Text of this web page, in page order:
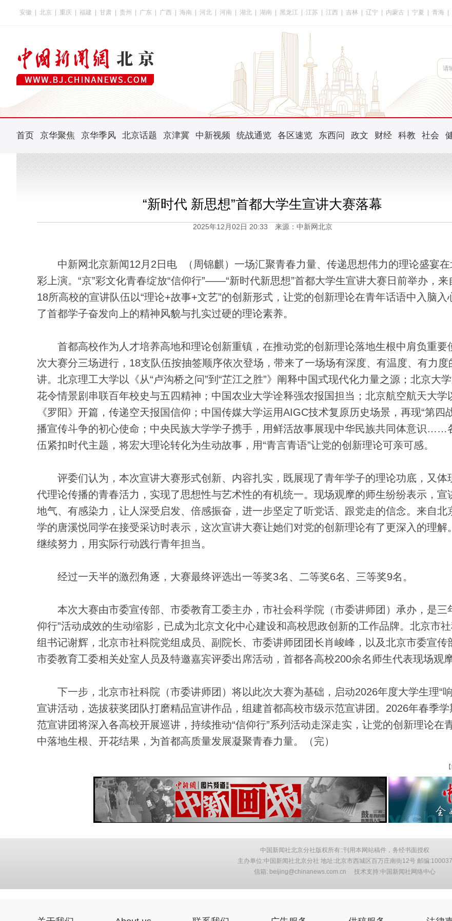
安徽 北京 重庆 福建 甘肃 贵州 广东 广西 海南 河北 河南 湖北 湖南 黑龙江 江苏 江西 吉林 辽宁 内蒙古 宁夏 青海
首页 京华聚焦 京华季风 北京话题 京津冀 中新视频 统战通览 各区速览 东西问 政文 财经 科教 社会
“新时代 新思想”首都大学生宣讲大赛落幕
2025年12月02日 20:33 来源：中新网北京
中新网北京新闻12月2日电 （周锦麒）一场汇聚青春力量、传递思想伟力的理论盛宴在
彩上演。“京”彩文化青春绽放“信仰行”——“新时代新思想”首都大学生宣讲大赛日前举办，来
18所高校的宣讲队伍以“理论+故事+文艺”的创新形式，让党的创新理论在青年话语中入脑入
了首都学子奋发向上的精神风貌与扎实过硬的理论素养。
首都高校作为人才培养高地和理论创新重镇，在推动党的创新理论落地生根中肩负重要
次大赛分三场进行，18支队伍按抽签顺序依次登场，带来了一场场有深度、有温度、有力度
讲。北京理工大学以《从“卢沟桥之问”到“芷江之胜”》阐释中国式现代化力量之源；北京大
花令情景剧串联百年校史与五四精神；中国农业大学诠释强农报国担当；北京航空航天大学
《罗阳》开篇，传递空天报国信仰；中国传媒大学运用AIGC技术复原历史场景，再现“第四
播宣传斗争的初心使命；中央民族大学学子携手，用鲜活故事展现中华民族共同体意识……
伍紧扣时代主题，将宏大理论转化为生动故事，用“青言青语”让党的创新理论可亲可感。
评委们认为，本次宣讲大赛形式创新、内容扎实，既展现了青年学子的理论功底，又体
代理论传播的青春活力，实现了思想性与艺术性的有机统一。现场观摩的师生纷纷表示，宣
地气、有感染力，让人深受启发、倍感振奋，进一步坚定了听党话、跟党走的信念。来自北
学的唐溪悦同学在接受采访时表示，这次宣讲大赛让她们对党的创新理论有了更深入的理解
继续努力，用实际行动践行青年担当。
经过一天半的激烈角逐，大赛最终评选出一等奖3名、二等奖6名、三等奖9名。
本次大赛由市委宣传部、市委教育工委主办，市社会科学院（市委讲师团）承办，是三
仰行”活动成效的生动缩影，已成为北京文化中心建设和高校思政创新的工作品牌。北京市
组书记谢辉，北京市社科院党组成员、副院长、市委讲师团团长肖峻峰，以及北京市委宣传
市委教育工委相关处室人员及特邀嘉宾评委出席活动，首都各高校200余名师生代表现场观摩
下一步，北京市社科院（市委讲师团）将以此次大赛为基础，启动2026年度大学生理“
宣讲活动，选拔获奖团队打磨精品宣讲作品，组建首都高校市级示范宣讲团。2026年春季学
范宣讲团将深入各高校开展巡讲，持续推动“信仰行”系列活动走深走实，让党的创新理论在
中落地生根、开花结果，为首都高质量发展凝聚青春力量。（完）
【
中国新闻社北京分社版权所有::刊用本网站稿件，务经书面授权
主办单位:中国新闻社北京分社 地址:北京市西城区百万庄南街12号 邮编:100037
信箱: beijing@chinanews.com.cn 技术支持:中国新闻社网络中心